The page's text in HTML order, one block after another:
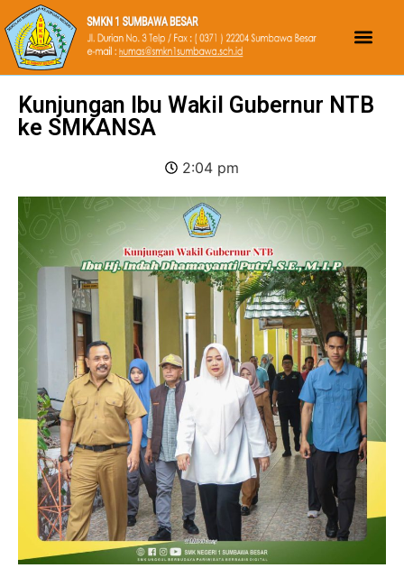
Kunjungan Ibu Wakil Gubernur NTB
ke SMKANSA
2:04 pm